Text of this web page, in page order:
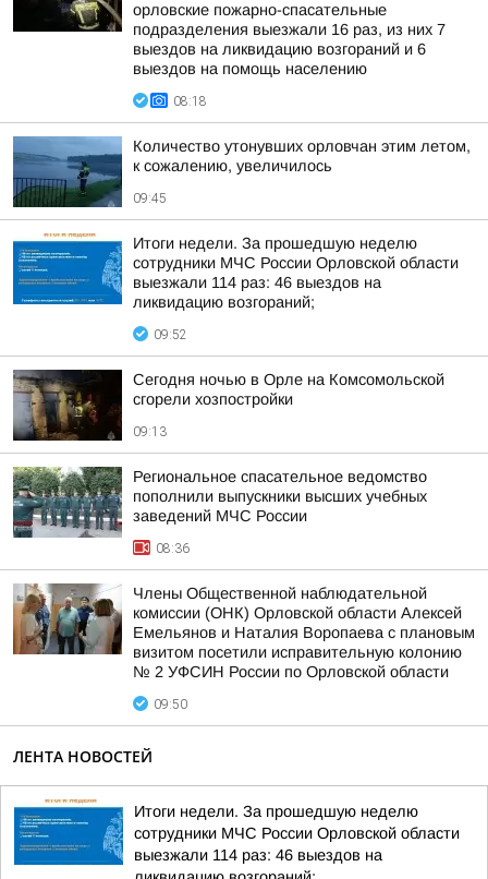
орловские пожарно-спасательные
подразделения выезжали 16 раз, из них 7
выездов на ликвидацию возгораний и 6
выездов на помощь населению
08:18
Количество утонувших орловчан этим летом,
к сожалению, увеличилось
09:45
Итоги недели. За прошедшую неделю
сотрудники МЧС России Орловской области
выезжали 114 раз: 46 выездов на
ликвидацию возгораний;
09:52
Сегодня ночью в Орле на Комсомольской
сгорели хозпостройки
09:13
Региональное спасательное ведомство
пополнили выпускники высших учебных
заведений МЧС России
08:36
Члены Общественной наблюдательной
комиссии (ОНК) Орловской области Алексей
Емельянов и Наталия Воропаева с плановым
визитом посетили исправительную колонию
№ 2 УФСИН России по Орловской области
09:50
ЛЕНТА НОВОСТЕЙ
Итоги недели. За прошедшую неделю
сотрудники МЧС России Орловской области
выезжали 114 раз: 46 выездов на